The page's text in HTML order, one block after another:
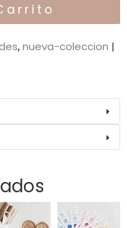
nueva-coleccion |